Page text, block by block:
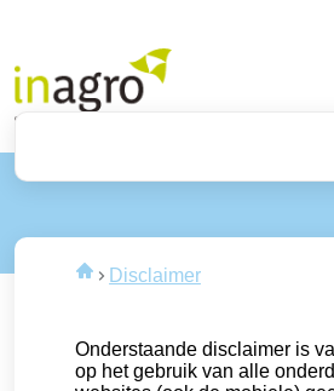
Disclaimer
Onderstaande disclaimer is
op het gebruik van alle